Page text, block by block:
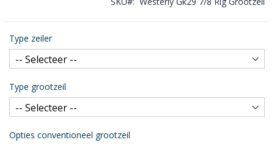
Type zeiler
Type grootzeil
Opties conventioneel grootzeil